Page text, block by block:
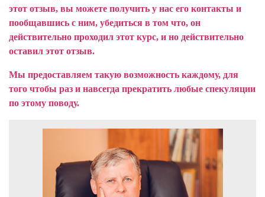
этот отзыв, вы можете получить у нас его контакты и
пообщавшись с ним, убедиться в том что, он
действительно проходил этот курс, и но действительно
оставил этот отзыв.
Мы предоставляем такую возможность каждому, для
того чтобы раз и навсегда прекратить любые спекуляции
по этому поводу.